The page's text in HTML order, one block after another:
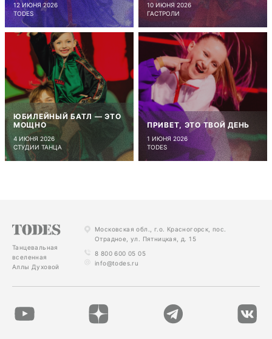
12 ИЮНЯ 2026
TODES
10 ИЮНЯ 2026
ГАСТРОЛИ
ЮБИЛЕЙНЫЙ БАТЛ — ЭТО
МОЩНО
4 ИЮНЯ 2026
СТУДИИ ТАНЦА
ПРИВЕТ, ЭТО ТВОЙ ДЕНЬ
1 ИЮНЯ 2026
TODES
Танцевальная
вселенная
Аллы Духовой
Московская обл., г.о. Красногорск, пос.
Отрадное, ул. Пятницкая, д. 15
8 800 600 05 05
info@todes.ru